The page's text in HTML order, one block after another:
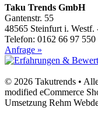
Taku Trends GmbH
Gantenstr. 55
48565 Steinfurt i. Westf.
Telefon: 0162 66 97 550
Anfrage »
© 2026 Takutrends •
modified eCommerce
Umsetzung Rehm